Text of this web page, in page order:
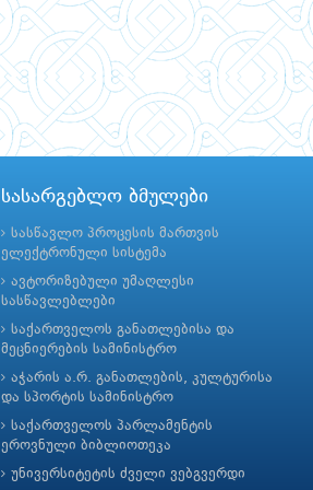
სასარგებლო ბმულები
სასწავლო პროცესის მართვის
ელექტრონული სისტემა
ავტორიზებული უმაღლესი
სასწავლებლები
საქართველოს განათლებისა და
მეცნიერების სამინისტრო
აჭარის ა.რ. განათლების, კულტურისა
და სპორტის სამინისტრო
საქართველოს პარლამენტის
ეროვნული ბიბლიოთეკა
უნივერსიტეტის ძველი ვებგვერდი